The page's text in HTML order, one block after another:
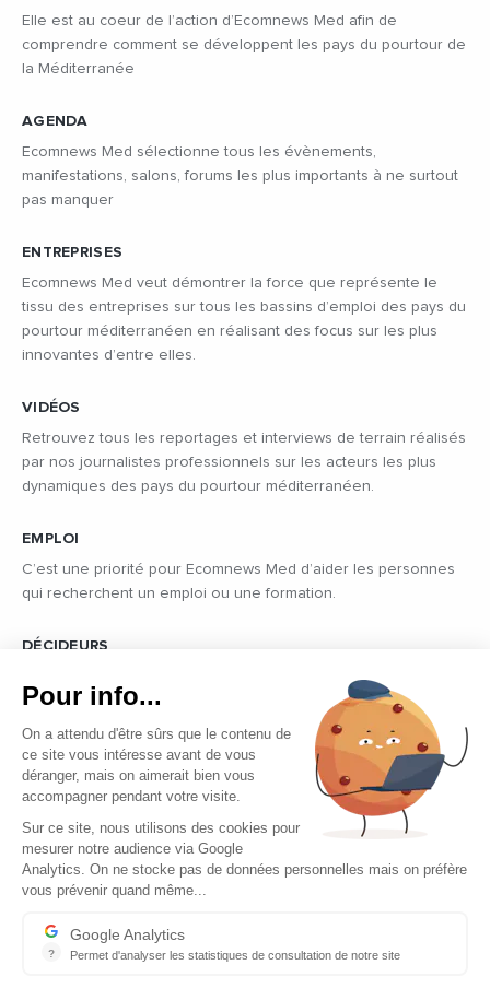
Elle est au coeur de l’action d’Ecomnews Med afin de
comprendre comment se développent les pays du pourtour de
la Méditerranée
AGENDA
Ecomnews Med sélectionne tous les évènements,
manifestations, salons, forums les plus importants à ne surtout
pas manquer
ENTREPRISES
Ecomnews Med veut démontrer la force que représente le
tissu des entreprises sur tous les bassins d’emploi des pays du
pourtour méditerranéen en réalisant des focus sur les plus
innovantes d’entre elles.
VIDÉOS
Retrouvez tous les reportages et interviews de terrain réalisés
par nos journalistes professionnels sur les acteurs les plus
dynamiques des pays du pourtour méditerranéen.
EMPLOI
C’est une priorité pour Ecomnews Med d’aider les personnes
qui recherchent un emploi ou une formation.
DÉCIDEURS
Quels sont les décideurs qui font l’actualité économique et
politique des pays du pourtour de la Méditerranée.
Copyright © 2026 - Tous droits réservés
Qui sommes-nous ?
Contact
Mentions légales
Pour info...
On a attendu d'être sûrs que le contenu de
ce site vous intéresse avant de vous
déranger, mais on aimerait bien vous
accompagner pendant votre visite.
Sur ce site, nous utilisons des cookies pour
mesurer notre audience via Google
Analytics. On ne stocke pas de données personnelles mais on préfère
vous prévenir quand même...
?
Google Analytics
Permet d'analyser les statistiques de consultation de notre site